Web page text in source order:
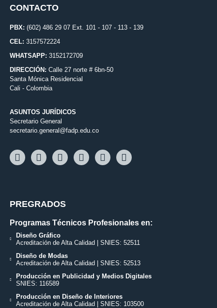
CONTACTO
PBX: (602) 486 29 07 Ext. 101 - 107 - 113 - 139
CEL: 3157572224
WHATSAPP: 3152172709
DIRECCIÓN: Calle 27 norte # 6bn-50
Santa Mónica Residencial
Cali - Colombia
ASUNTOS JURÍDICOS
Secretario General
secretario.general@fadp.edu.co
PREGRADOS
Programas Técnicos Profesionales en:
Diseño Gráfico
Acreditación de Alta Calidad | SNIES: 52511
Diseño de Modas
Acreditación de Alta Calidad | SNIES: 52513
Producción en Publicidad y Medios Digitales
SNIES: 116589
Producción en Diseño de Interiores
Acreditación de Alta Calidad | SNIES: 103500